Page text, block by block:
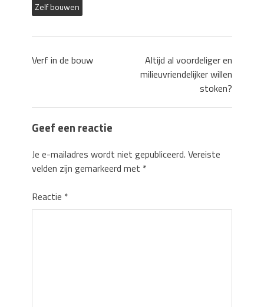
Zelf bouwen
Verf in de bouw
Altijd al voordeliger en
milieuvriendelijker willen
stoken?
Geef een reactie
Je e-mailadres wordt niet gepubliceerd. Vereiste
velden zijn gemarkeerd met *
Reactie *